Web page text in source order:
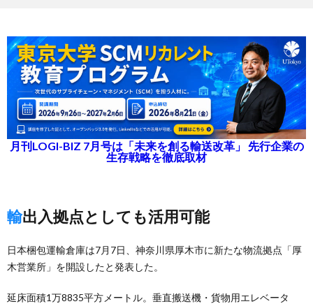
月刊LOGI-BIZ 7月号は「未来を創る輸送改革」 先行企業の
生存戦略を徹底取材
輸出入拠点としても活用可能
日本梱包運輸倉庫は7月7日、神奈川県厚木市に新たな物流拠点「厚
木営業所」を開設したと発表した。
延床面積1万8835平方メートル。垂直搬送機・貨物用エレベータ